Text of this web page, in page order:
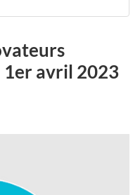
1er avril 2023